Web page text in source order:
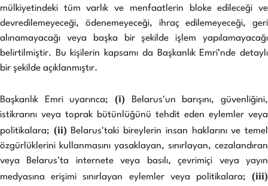
mülkiyetindeki tüm varlık ve menfaatlerin bloke edileceği ve
devredilemeyeceği, ödenemeyeceği, ihraç edilemeyeceği, geri
alınamayacağı veya başka bir şekilde işlem yapılamayacağı
belirtilmiştir. Bu kişilerin kapsamı da Başkanlık Emri’nde detaylı
bir şekilde açıklanmıştır.
Başkanlık Emri uyarınca; (i) Belarus'un barışını, güvenliğini,
istikrarını veya toprak bütünlüğünü tehdit eden eylemler veya
politikalara; (ii) Belarus'taki bireylerin insan haklarını ve temel
özgürlüklerini kullanmasını yasaklayan, sınırlayan, cezalandıran
veya Belarus'ta internete veya basılı, çevrimiçi veya yayın
medyasına erişimi sınırlayan eylemler veya politikalara;
(iii)